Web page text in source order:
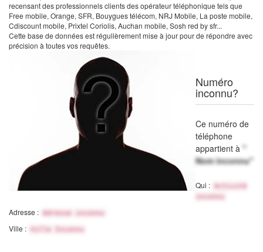
recensant des professionnels clients des opérateur téléphonique tels que
Free mobile, Orange, SFR, Bouygues télécom, NRJ Mobile, La poste mobile,
Cdiscount mobile, Prixtel Coriolis, Auchan mobile, Sosh red by sfr...
Cette base de données est régulièrement mise à jour pour de répondre avec
précision à toutes vos requêtes.
Numéro
inconnu?
Ce numéro de
téléphone
appartient à "
Nom inconnu"
Qui :
Activité
inconnu
Adresse : Adresse inconnu
Ville : Ville Inconnu